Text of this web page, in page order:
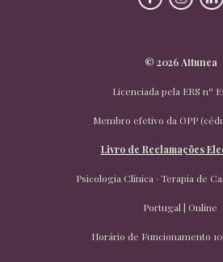
© 2026 Attunea
Licenciada pela ERS nº
​Membro efetivo da OPP
Livro de Reclamações
Psicologia Clínica · Terapia de
Portugal | Online
Horário de Funcionamento